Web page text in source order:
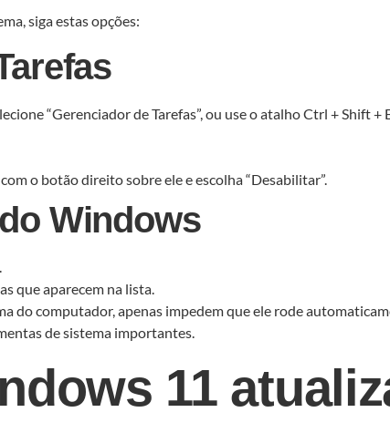
siga estas opções:
“Gerenciador de Tarefas”, ou use o atalho Ctrl + Shift +
o botão direito sobre ele e escolha “Desabilitar”.
Windows
que aparecem na lista.
do computador, apenas impedem que ele rode
de sistema importantes.
11